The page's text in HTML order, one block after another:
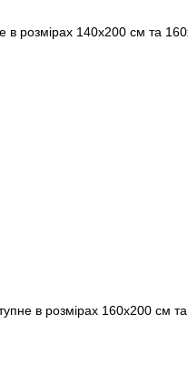
в розмірах 140х200 см та
в розмірах 160х200 см